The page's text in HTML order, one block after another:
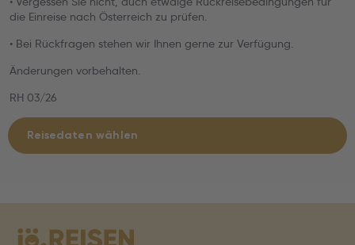
die Einreise nach Österreich zu prüfen.
• Bei Rückfragen stehen wir Ihnen gerne zur Verfügung.
Änderungen vorbehalten.
RH 03/26
Reisedaten wählen